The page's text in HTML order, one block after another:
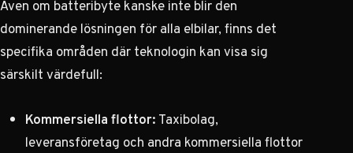
Även om batteribyte kanske inte blir den
dominerande lösningen för alla elbilar, finns det
specifika områden där teknologin kan visa sig
särskilt värdefull:
Kommersiella flottor:Taxibolag,
leveransföretag och andra kommersiella flottor